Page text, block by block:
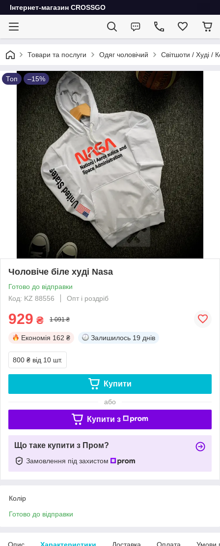
Інтернет-магазин CROSSGO
Товари та послуги Одяг чоловічий Світшоти / Худі /
Топ –15%
Чоловіче біле худі Nasa
Готово до відправки
Код: KZ 88556
Опт і роздріб
929 ₴ 1 091 ₴
Економія 162 ₴ Залишилось 19 днів
800 ₴ від 10 шт.
Купити
або
Купити з
Що таке купити з Пром?
Замовлення під захистом
Колір
Готово до відправки
Опис Характеристики Доставка Оплата Умови